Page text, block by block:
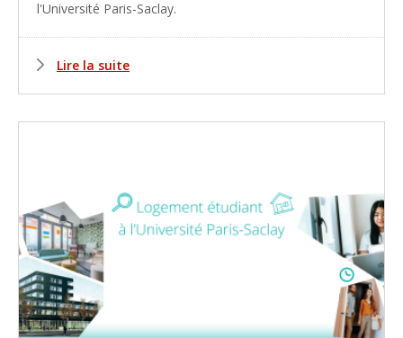
l'Université Paris-Saclay.
Lire la suite